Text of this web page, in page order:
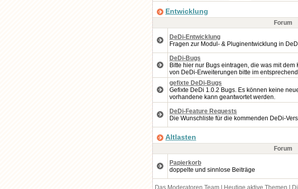
Entwicklung
Forum
DeDi-Entwicklung
Fragen zur Modul- & Pluginentwicklung in
DeDi-Bugs
Bitte hier nur Bugs eintragen, die was mit
von DeDi-Erweiterungen bitte im
gefixte DeDi-Bugs
Gefixte DeDi 1.0.2 Bugs. Es können keine
vorhandene kann geantwortet werden.
DeDi-Feature Requests
Die Wunschliste für die kommenden DeDi-
Altlasten
Forum
Papierkorb
doppelte und sinnlose Beiträge
Das Moderatoren Team
Heutige aktive Themen